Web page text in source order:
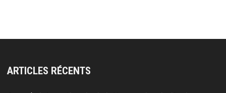
ARTICLES RÉCENTS